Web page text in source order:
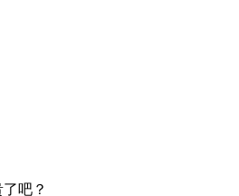
吧？